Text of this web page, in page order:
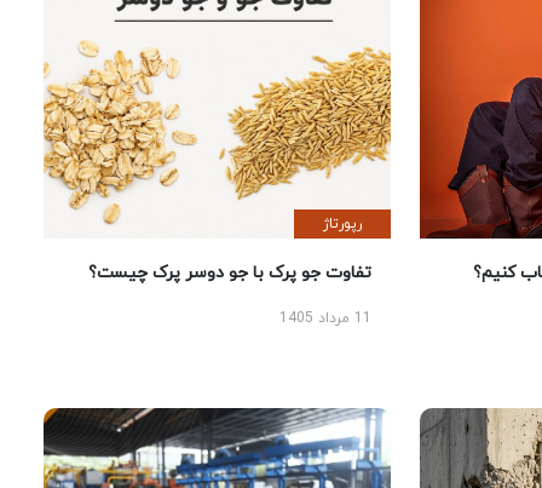
کنیم؟
رپورتاژ
تفاوت جو پرک با جو دوسر پرک چیست؟